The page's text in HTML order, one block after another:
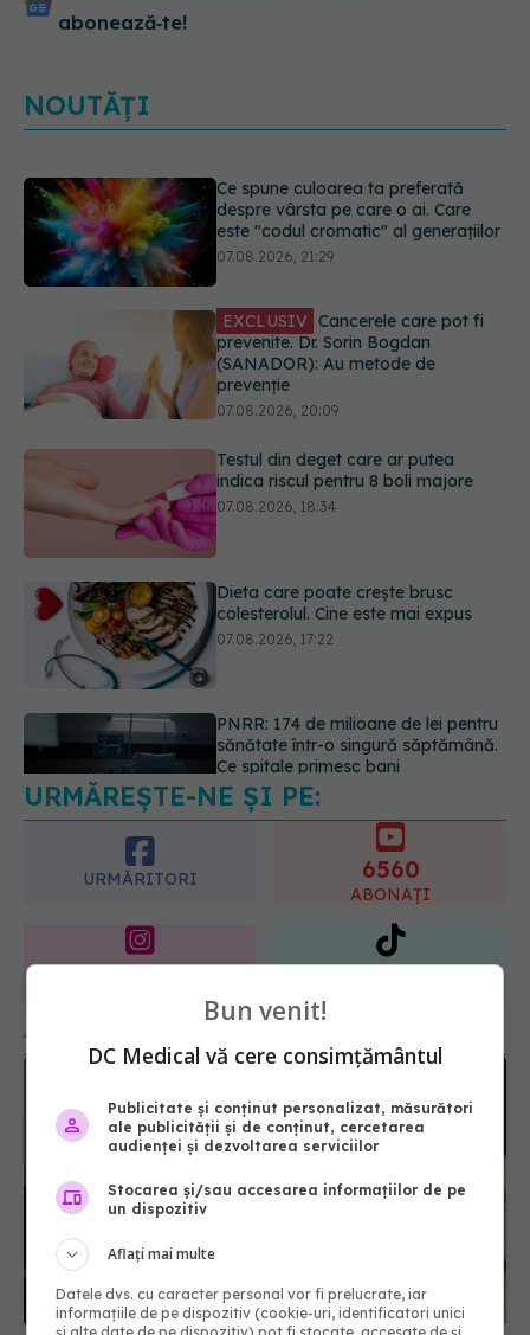
abonează‑te!
NOUTĂȚI
EXCLUSIV Cancerele care pot fi
prevenite. Dr. Sorin Bogdan
(SANADOR): Au metode de
prevenție
Testul din deget care ar putea
indica riscul pentru 8 boli majore
07.08.2026, 18:34
Dieta care poate crește brusc
colesterolul. Cine este mai expus
07.08.2026, 17:22
PNRR: 174 de milioane de lei pentru
sănătate într-o singură săptămână.
Ce spitale primesc bani
Ce spune culoarea ta preferată
despre vârsta pe care o ai. Care
este "codul cromatic" al generațiilor
07.08.2026, 21:29
URMĂREȘTE-NE ȘI PE:
URMĂRITORI
365 1401
ARTICOLE SIMILARE
Ce să faci dacă pastele s-au lipit între ele?
Bun venit!
DC Medical vă cere consimțământul
Publicitate și conținut personalizat, măsurători
ale publicității și de conținut, cercetarea
audienței și dezvoltarea serviciilor
Stocarea și/sau accesarea informațiilor de pe
un dispozitiv
Aflați mai multe
Datele dvs. cu caracter personal vor fi prelucrate, iar
informațiile de pe dispozitiv (cookie-uri, identificatori unici